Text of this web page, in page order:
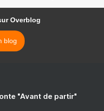
Overblog
blog
"Avant de partir"